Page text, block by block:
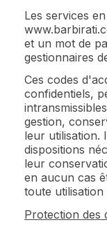
Les services
et un mot de
gestionnaires
Ces codes
confidentiels,
gestion,
leur utilisation.
dispositions
leur
en aucun cas
toute
Protection des